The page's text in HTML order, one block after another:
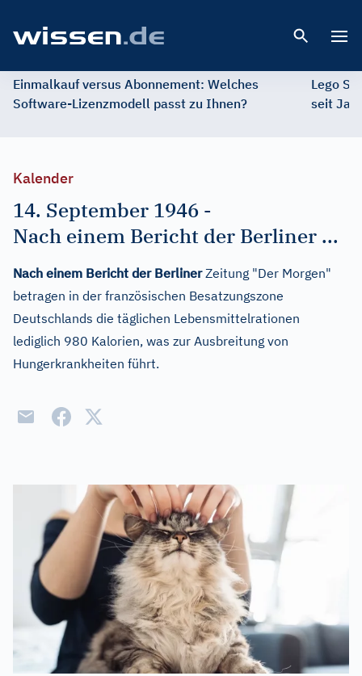
Einmalkauf versus Abonnement: Welches
Software-Lizenzmodell passt zu Ihnen?
Lego
seit
Kalender
14. September 1946 -
Nach einem Bericht der Berliner ...
Nach einem Bericht der BerlinerZeitung "Der Morgen"
betragen in der französischen Besatzungszone
Deutschlands die täglichen Lebensmittelrationen
lediglich 980 Kalorien, was zur Ausbreitung von
Hungerkrankheiten führt.